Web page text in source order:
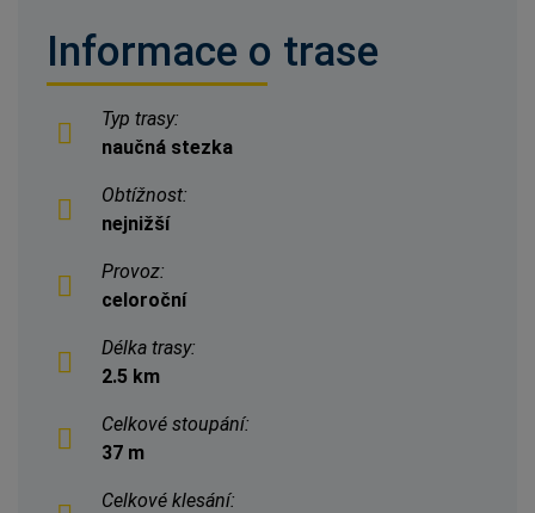
Informace o trase
Typ trasy:
naučná stezka
Obtížnost:
nejnižší
Provoz:
celoroční
Délka trasy:
2.5 km
Celkové stoupání:
37 m
Celkové klesání: